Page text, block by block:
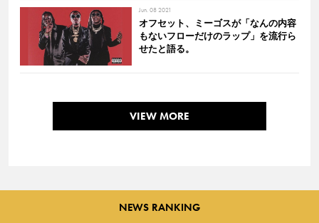
Jun. 08 2021
オフセット、ミーゴスが「なんの内容
もないフローだけのラップ」を流行ら
せたと語る。
VIEW MORE
NEWS RANKING